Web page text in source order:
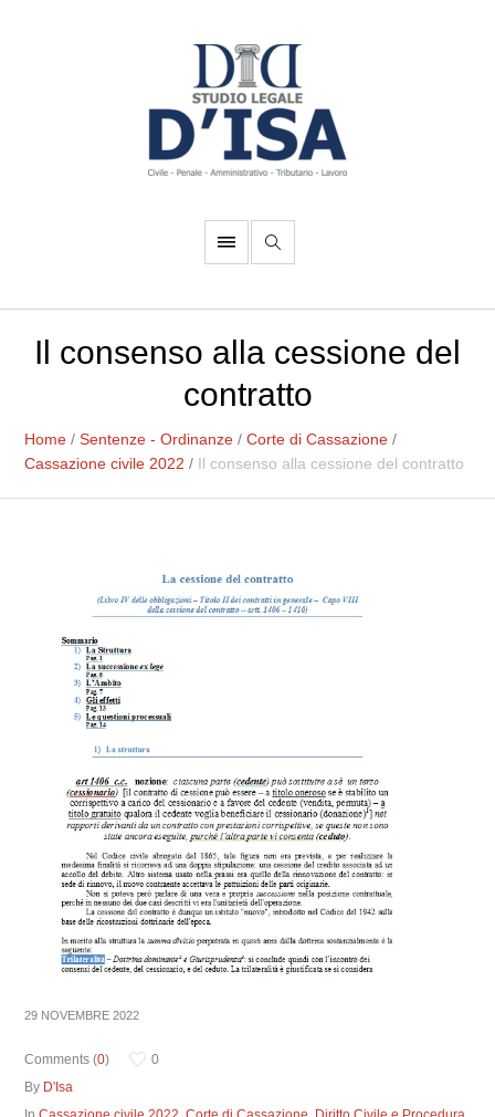
Il consenso alla cessione del
contratto
Home /Sentenze - Ordinanze /Corte di Cassazione /
Cassazione civile 2022 / Il consenso alla cessione del contratto
29 NOVEMBRE 2022
Comments (0)
0
By D'Isa